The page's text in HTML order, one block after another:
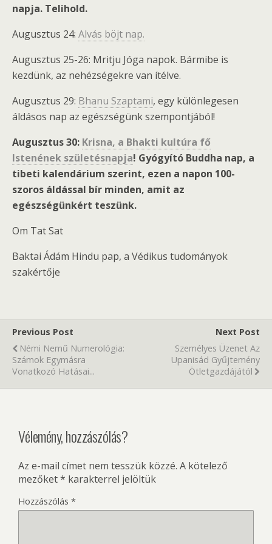
napja. Telihold.
Augusztus 24: Alvás böjt nap.
Augusztus 25-26: Mritju Jóga napok. Bármibe is
kezdünk, az nehézségekre van ítélve.
Augusztus 29: Bhanu Szaptami, egy különlegesen
áldásos nap az egészségünk szempontjából!
Augusztus 30: Krisna, a Bhakti kultúra fő
Istenének születésnapja! Gyógyító Buddha nap, a
tibeti kalendárium szerint, ezen a napon 100-
szoros áldással bír minden, amit az
egészségünkért teszünk.
Om Tat Sat
Baktai Ádám Hindu pap, a Védikus tudományok
szakértője
Previous Post
Némi Nemű Numerológia:
Számok Egymásra
Vonatkozó Hatásai...
Next Post
Személyes Üzenet Az
Upanisád Gyűjtemény
Ötletgazdájától
Vélemény, hozzászólás?
Az e-mail címet nem tesszük közzé. A kötelező
mezőket* karakterrel jelöltük
Hozzászólás *